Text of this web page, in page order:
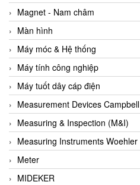
Baelz Automatic Vietnam
Bahr Modultechnik Vietnam
Balluff
BamBo Vietnam
Barel Vietnam
Barksdale
Bartec
Basco
Baumer
Baumuller Vietnam
Magnet - Nam châm
Màn hình
Máy móc & Hệ thống
Máy tính công nghiệp
Máy tuốt dây cáp điện
Measurement Devices Campbell
Measuring & Inspection (M&I)
Measuring Instruments Woehler
Meter
MIDEKER